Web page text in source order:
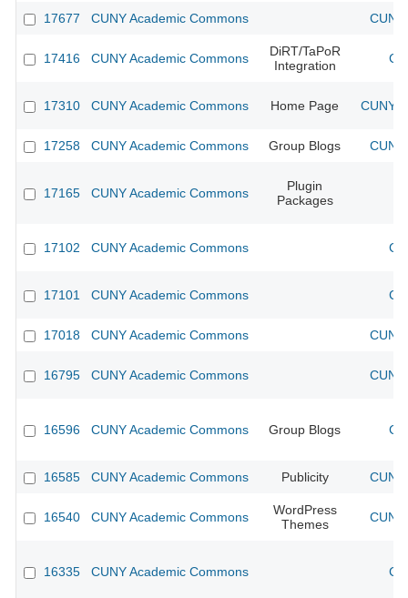
17677 CUNY Academic Commons
17416 CUNY Academic Commons
DiRT/TaPoR
Integration
17310 CUNY Academic Commons Home Page CUNY
17258 CUNY Academic Commons Group Blogs
17165 CUNY Academic Commons
Plugin
Packages
17102 CUNY Academic Commons
17101 CUNY Academic Commons
17018 CUNY Academic Commons
16795 CUNY Academic Commons
16596 CUNY Academic Commons Group Blogs
16585 CUNY Academic Commons Publicity
16540 CUNY Academic Commons
WordPress
Themes
16335 CUNY Academic Commons